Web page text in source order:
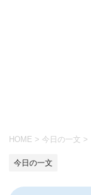
HOME > 今日の一文 >
今日の一文